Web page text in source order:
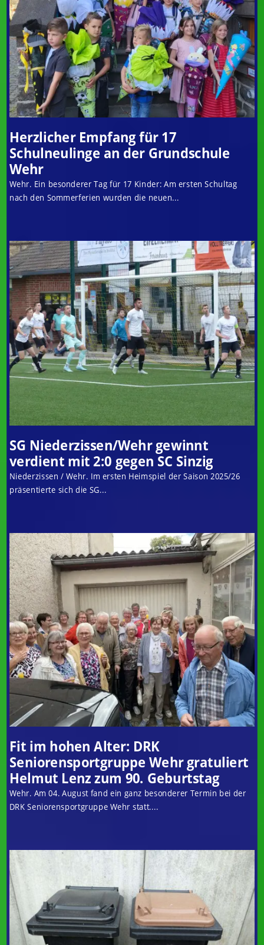
Herzlicher Empfang für 17
Schulneulinge an der Grundschule
Wehr
Wehr. Ein besonderer Tag für 17 Kinder: Am ersten Schultag
nach den Sommerferien wurden die neuen...
SG Niederzissen/Wehr gewinnt
verdient mit 2:0 gegen SC Sinzig
Niederzissen / Wehr. Im ersten Heimspiel der Saison 2025/26
präsentierte sich die SG...
Fit im hohen Alter: DRK
Seniorensportgruppe Wehr gratuliert
Helmut Lenz zum 90. Geburtstag
Wehr. Am 04. August fand ein ganz besonderer Termin bei der
DRK Seniorensportgruppe Wehr statt....